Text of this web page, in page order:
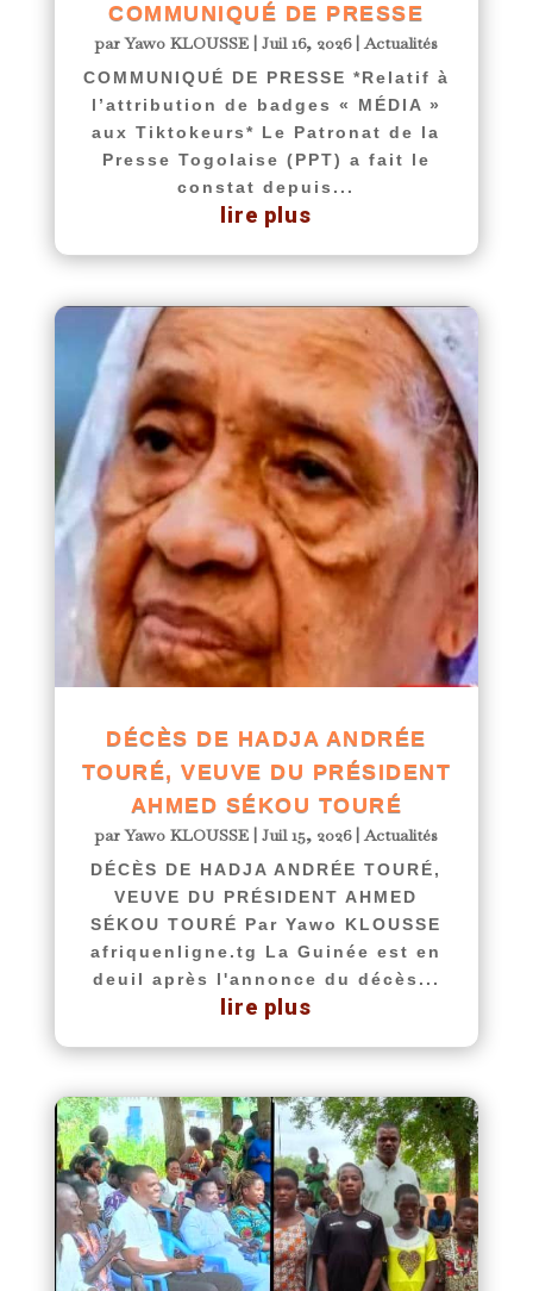
COMMUNIQUÉ DE PRESSE
parYawo KLOUSSE |Juil 16, 2026|Actualités
COMMUNIQUÉ DE PRESSE *Relatif à
l’attribution de badges « MÉDIA »
aux Tiktokeurs* Le Patronat de la
Presse Togolaise (PPT) a fait le
constat depuis...
lire plus
DÉCÈS DE HADJA ANDRÉE
TOURÉ, VEUVE DU PRÉSIDENT
AHMED SÉKOU TOURÉ
parYawo KLOUSSE |Juil 15, 2026|Actualités
DÉCÈS DE HADJA ANDRÉE TOURÉ,
VEUVE DU PRÉSIDENT AHMED
SÉKOU TOURÉ Par Yawo KLOUSSE
afriquenligne.tg La Guinée est en
deuil après l'annonce du décès...
lire plus